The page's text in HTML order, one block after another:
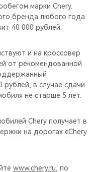
марки Chery.
бренда любого года
40 000 рублей.
и на кроссовер
от рекомендованной
в случае сдачи
не старше 5 лет.
Chery получает в
на дорогах «Chery
www.chery.ru , по